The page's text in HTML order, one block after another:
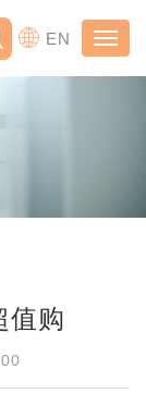
EN
值购